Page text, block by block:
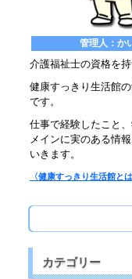
管理人：か
介護福祉士の資格を持
健康すっきり生活館
です。
仕事で経験したこと
メインに実のある情
いきます。
〈健康すっきり生活館とは
カテゴリー